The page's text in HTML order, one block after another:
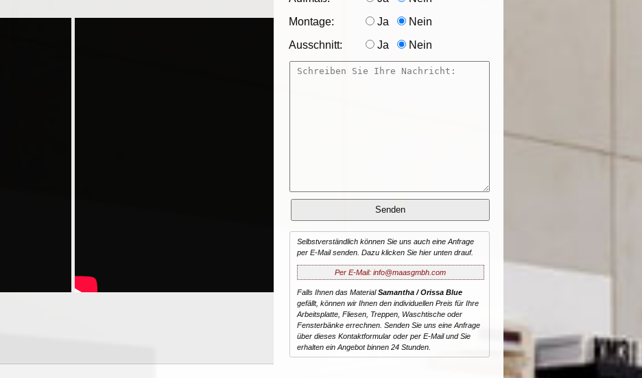
Montage: Ja Nein
Ausschnitt: Ja Nein
Selbstverständlich können Sie uns auch eine Anfrage
per E-Mail senden. Dazu klicken Sie hier unten drauf.
Per E-Mail: info@maasgmbh.com
Falls Ihnen das MaterialSamantha / Orissa Blue
gefällt, können wir Ihnen den individuellen Preis für Ihre
Arbeitsplatte, Fliesen, Treppen, Waschtische oder
Fensterbänke errechnen. Senden Sie uns eine Anfrage
über dieses Kontaktformular oder per E-Mail und Sie
erhalten ein Angebot binnen 24 Stunden.